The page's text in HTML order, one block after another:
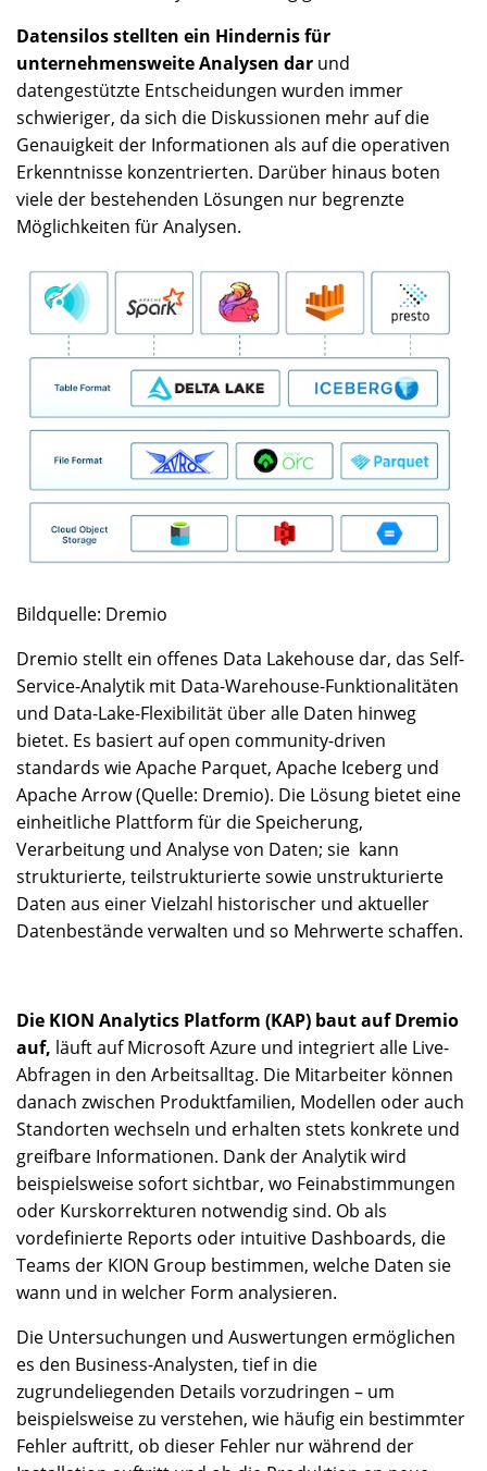
Datensilos stellten ein Hindernis für
unternehmensweite Analysen dar und
datengestützte Entscheidungen wurden immer
schwieriger, da sich die Diskussionen mehr auf die
Genauigkeit der Informationen als auf die operativen
Erkenntnisse konzentrierten. Darüber hinaus boten
viele der bestehenden Lösungen nur begrenzte
Möglichkeiten für Analysen.
Bildquelle: Dremio
Dremio stellt ein offenes Data Lakehouse dar, das Self-
Service-Analytik mit Data-Warehouse-Funktionalitäten
und Data-Lake-Flexibilität über alle Daten hinweg
bietet. Es basiert auf open community-driven
standards wie Apache Parquet, Apache Iceberg und
Apache Arrow (Quelle: Dremio). Die Lösung bietet eine
einheitliche Plattform für die Speicherung,
Verarbeitung und Analyse von Daten; sie kann
strukturierte, teilstrukturierte sowie unstrukturierte
Daten aus einer Vielzahl historischer und aktueller
Datenbestände verwalten und so Mehrwerte schaffen.
Die KION Analytics Platform (KAP) baut auf Dremio
auf, läuft auf Microsoft Azure und integriert alle Live-
Abfragen in den Arbeitsalltag. Die Mitarbeiter können
danach zwischen Produktfamilien, Modellen oder auch
Standorten wechseln und erhalten stets konkrete und
greifbare Informationen. Dank der Analytik wird
beispielsweise sofort sichtbar, wo Feinabstimmungen
oder Kurskorrekturen notwendig sind. Ob als
vordefinierte Reports oder intuitive Dashboards, die
Teams der KION Group bestimmen, welche Daten sie
wann und in welcher Form analysieren.
Die Untersuchungen und Auswertungen ermöglichen
es den Business-Analysten, tief in die
zugrundeliegenden Details vorzudringen – um
beispielsweise zu verstehen, wie häufig ein bestimmter
Fehler auftritt, ob dieser Fehler nur während der